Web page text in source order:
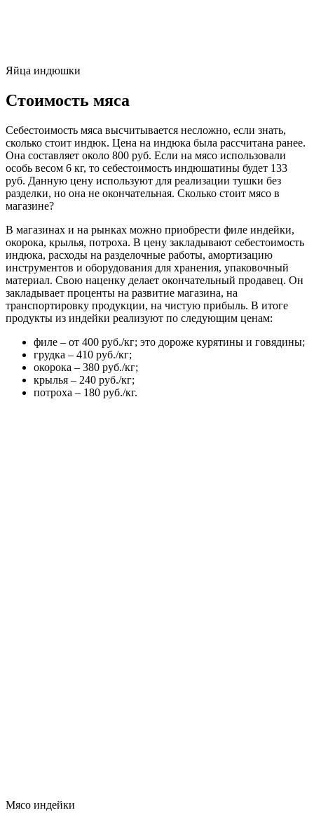
Яйца индюшки
Стоимость мяса
Себестоимость мяса высчитывается несложно, если знать,
сколько стоит индюк. Цена на индюка была рассчитана ранее.
Она составляет около 800 руб. Если на мясо использовали
особь весом 6 кг, то себестоимость индюшатины будет 133
руб. Данную цену используют для реализации тушки без
разделки, но она не окончательная. Сколько стоит мясо в
магазине?
В магазинах и на рынках можно приобрести филе индейки,
окорока, крылья, потроха. В цену закладывают себестоимость
индюка, расходы на разделочные работы, амортизацию
инструментов и оборудования для хранения, упаковочный
материал. Свою наценку делает окончательный продавец. Он
закладывает проценты на развитие магазина, на
транспортировку продукции, на чистую прибыль. В итоге
продукты из индейки реализуют по следующим ценам:
филе – от 400 руб./кг; это дороже курятины и говядины;
грудка – 410 руб./кг;
окорока – 380 руб./кг;
крылья – 240 руб./кг;
потроха – 180 руб./кг.
Мясо индейки